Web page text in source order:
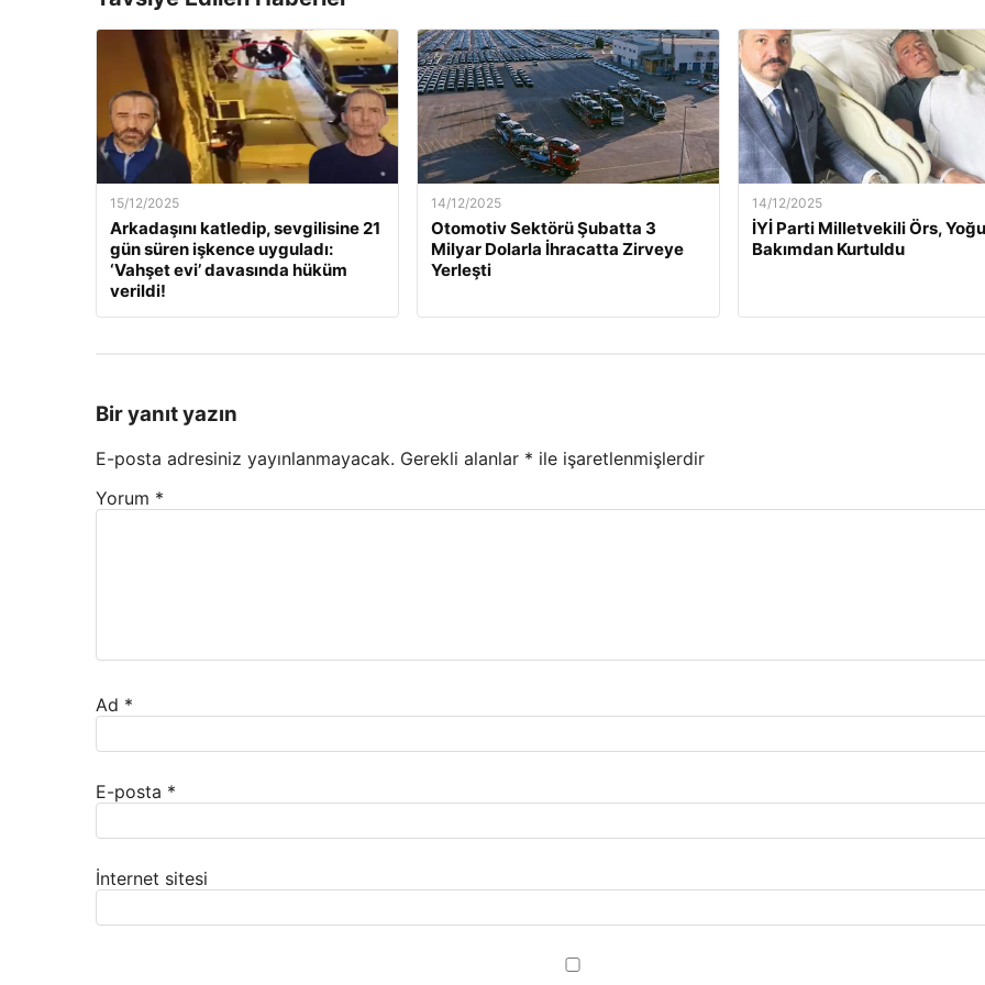
15/12/2025
Arkadaşını katledip, sevgilisine 21
gün süren işkence uyguladı:
‘Vahşet evi’ davasında hüküm
verildi!
14/12/2025
Otomotiv Sektörü Şubatta 3
Milyar Dolarla İhracatta Zirveye
Yerleşti
14/12/2025
İYİ Parti Milletvekili Örs,
Bakımdan Kurtuldu
Bir yanıt yazın
E-posta adresiniz yayınlanmayacak. Gerekli alanlar * ile işaretlenmişlerdir
Yorum *
Ad *
E-posta *
İnternet sitesi